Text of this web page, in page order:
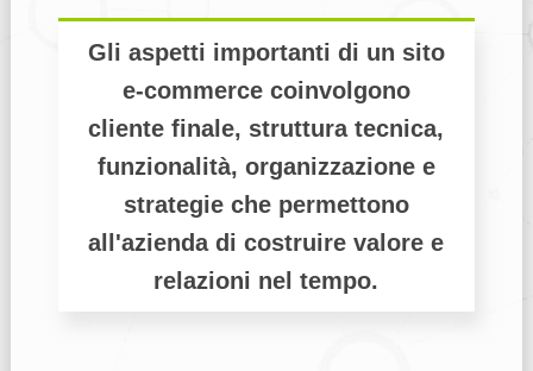
Gli aspetti importanti di un sito
e-commerce coinvolgono
cliente finale, struttura tecnica,
funzionalità, organizzazione e
strategie che permettono
all'azienda di costruire valore e
relazioni nel tempo.